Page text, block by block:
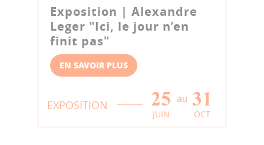
Exposition | Alexandre
Leger "Ici, le jour n’en
finit pas"
EN SAVOIR PLUS
EXPOSITION 25
JUIN
au 31
OCT